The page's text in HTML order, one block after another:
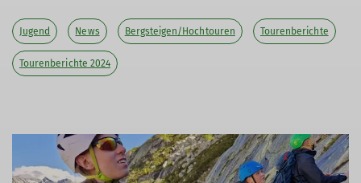
Jugend News Bergsteigen/Hochtouren Tourenberichte
Tourenberichte 2024